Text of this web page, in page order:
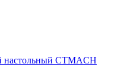
настольный CTMACH